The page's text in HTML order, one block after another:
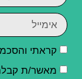
קראתי
מאשר/ת קבלת